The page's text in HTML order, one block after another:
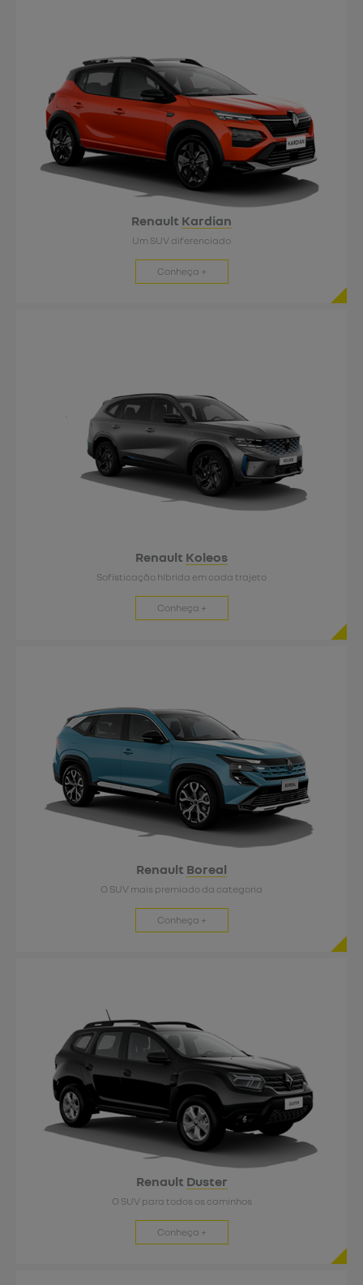
Renault Kardian
Um SUV diferenciado
Conheça +
Renault Koleos
Sofisticação híbrida em cada trajeto
Conheça +
Renault Boreal
O SUV mais premiado da categoria
Conheça +
Renault Duster
O SUV para todos os caminhos
Conheça +